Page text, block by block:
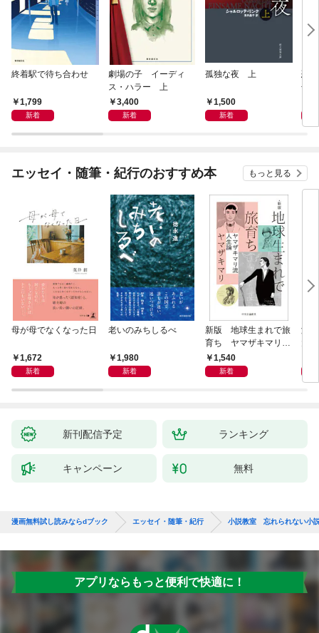
終着駅で待ち合わせ
1,799
新着
劇場の子 イーディ
ス・ハラー 上
3,400
新着
孤独な夜 上
1,500
新着
恐
化
エッセイ・随筆・紀行のおすすめ本 もっと見る
母が母でなくなった日
1,672
新着
老いのみちしるべ
1,980
新着
新版 地球生まれで旅
育ち ヤマザキマリ流
人生論
1,540
新着
激
新刊配信予定 ランキング
キャンペーン 無料
漫画無料試し読みならdブック エッセイ・随筆・紀行 小説教室 忘れられない小
アプリならもっと便利で快適に！